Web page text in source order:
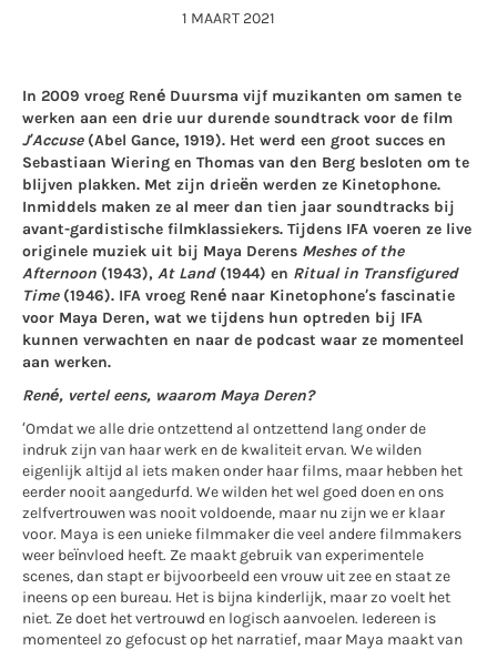
1 MAART 2021
In 2009 vroeg René Duursma vijf muzikanten om samen te
werken aan een drie uur durende soundtrack voor de film
J’Accuse (Abel Gance, 1919). Het werd een groot succes en
Sebastiaan Wiering en Thomas van den Berg besloten om te
blijven plakken. Met zijn drieën werden ze Kinetophone.
Inmiddels maken ze al meer dan tien jaar soundtracks bij
avant-gardistische filmklassiekers. Tijdens IFA voeren ze live
originele muziek uit bij Maya Derens Meshes of the
Afternoon (1943), At Land(1944) en Ritual in Transfigured
Time(1946). IFA vroeg René naar Kinetophone’s fascinatie
voor Maya Deren, wat we tijdens hun optreden bij IFA
kunnen verwachten en naar de podcast waar ze momenteel
aan werken.
René, vertel eens, waarom Maya Deren?
‘Omdat we alle drie ontzettend al ontzettend lang onder de
indruk zijn van haar werk en de kwaliteit ervan. We wilden
eigenlijk altijd al iets maken onder haar films, maar hebben het
eerder nooit aangedurfd. We wilden het wel goed doen en ons
zelfvertrouwen was nooit voldoende, maar nu zijn we er klaar
voor. Maya is een unieke filmmaker die veel andere filmmakers
weer beïnvloed heeft. Ze maakt gebruik van experimentele
scenes, dan stapt er bijvoorbeeld een vrouw uit zee en staat ze
ineens op een bureau. Het is bijna kinderlijk, maar zo voelt het
niet. Ze doet het vertrouwd en logisch aanvoelen. Iedereen is
momenteel zo gefocust op het narratief, maar Maya maakt van